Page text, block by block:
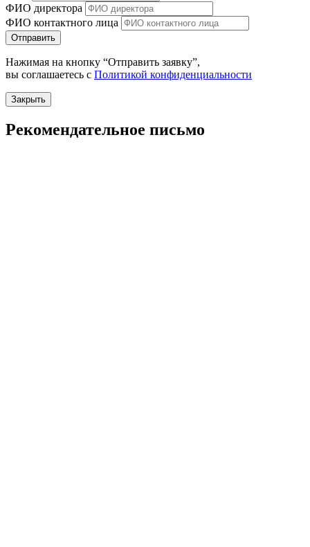
ФИО директора
ФИО контактного лица
Отправить
Нажимая на кнопку “Отправить заявку”,
вы соглашаетесь с Политикой конфиденциальности
Закрыть
Рекомендательное письмо